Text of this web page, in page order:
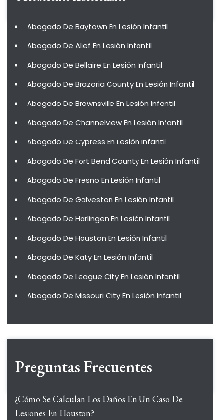
Abogado De Baytown En Lesión Infantil
Abogado De Alief En Lesión Infantil
Abogado De Bellaire En Lesión Infantil
Abogado De Brazoria County En Lesión Infantil
Abogado De Brownsville En Lesión Infantil
Abogado De Channelview En Lesión Infantil
Abogado De Cypress En Lesión Infantil
Abogado De Fort Bend County En Lesión Infantil
Abogado De Fresno En Lesión Infantil
Abogado De Galveston En Lesión Infantil
Abogado De Harlingen En Lesión Infantil
Abogado De Houston En Lesión Infantil
Abogado De Katy En Lesión Infantil
Abogado De League City En Lesión Infantil
Abogado De Missouri City En Lesión Infantil
Preguntas Frecuentes
¿Cómo Se Calculan Los Daños En Un Caso De
Lesiones En Houston?